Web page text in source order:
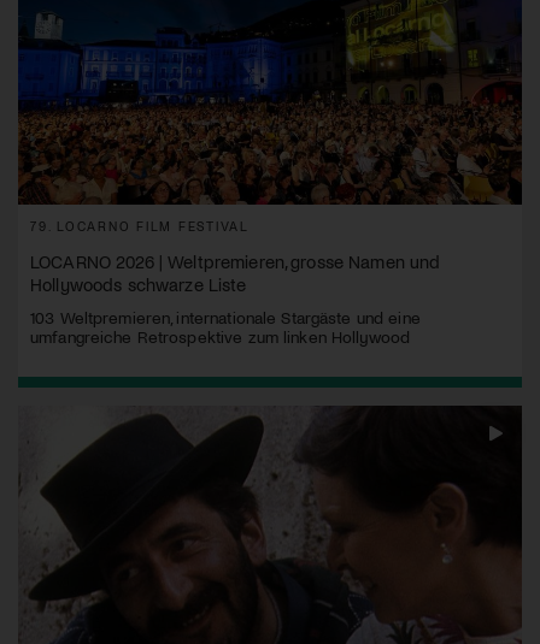
79. LOCARNO FILM FESTIVAL
LOCARNO 2026 | Weltpremieren, grosse Namen und
Hollywoods schwarze Liste
103 Weltpremieren, internationale Stargäste und eine
umfangreiche Retrospektive zum linken Hollywood